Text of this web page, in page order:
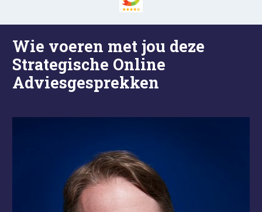
Wie voeren met jou deze
Strategische Online
Adviesgesprekken